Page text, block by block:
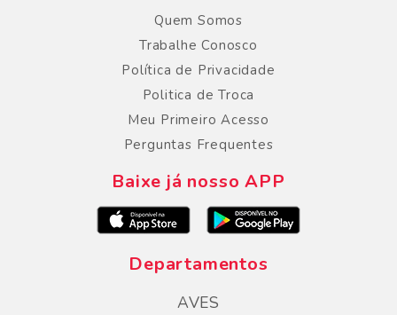
Quem Somos
Trabalhe Conosco
Política de Privacidade
Politica de Troca
Meu Primeiro Acesso
Perguntas Frequentes
Baixe já nosso APP
Departamentos
AVES